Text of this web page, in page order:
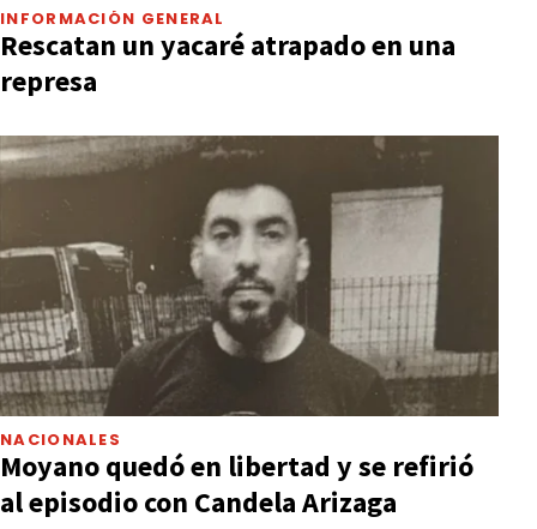
INFORMACIÓN GENERAL
Rescatan un yacaré atrapado en una
represa
NACIONALES
Moyano quedó en libertad y se refirió
al episodio con Candela Arizaga